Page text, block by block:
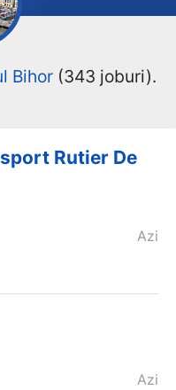
Bihor (343 joburi).
Rutier De
Azi
Azi